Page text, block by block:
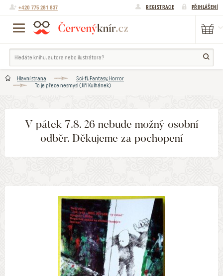
+420 775 281 837 REGISTRACE PŘIHLÁŠENÍ
Hlavní strana
Sci-fi, Fantasy, Horror
To je přece nesmysl (Jiří Kulhánek)
V pátek 7.8. 26 nebude možný osobní
odběr. Děkujeme za pochopení